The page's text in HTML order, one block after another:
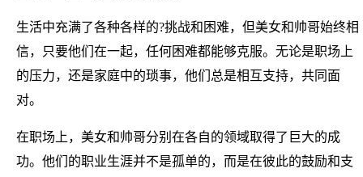
生活中充满了各种各样的?挑战和困难，但美女和帅哥始终相
信，只要他们在一起，任何困难都能够克服。无论是职场上
的压力，还是家庭中的琐事，他们总是相互支持，共同面
对。
在职场上，美女和帅哥分别在各自的领域取得了巨大的成
功。他们的职业生涯并不是孤单的，而是在彼此的鼓励和支